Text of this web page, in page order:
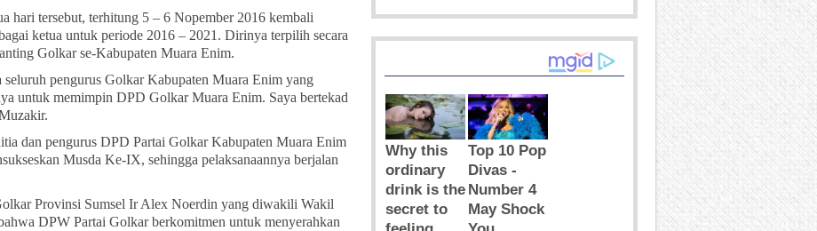
hari tersebut, terhitung 5 – 6 Nopember 2016 kembali
ketua untuk periode 2016 – 2021. Dirinya terpilih secara
Golkar se-Kabupaten Muara Enim.
seluruh pengurus Golkar Kabupaten Muara Enim yang
untuk memimpin DPD Golkar Muara Enim. Saya bertekad
dan pengurus DPD Partai Golkar Kabupaten Muara Enim
Musda Ke-IX, sehingga pelaksanaannya berjalan
Provinsi Sumsel Ir Alex Noerdin yang diwakili Wakil
DPW Partai Golkar berkomitmen untuk menyerahkan